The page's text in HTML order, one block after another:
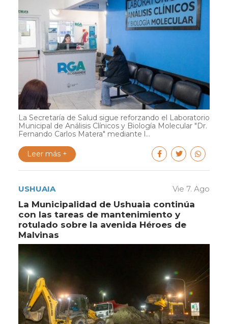
La Secretaría de Salud sigue reforzando el Laboratorio
Municipal de Análisis Clínicos y Biología Molecular "Dr.
Fernando Carlos Matera" mediante l...
Leer más +
USHUAIA Vie 7. Ago
La Municipalidad de Ushuaia continúa
con las tareas de mantenimiento y
rotulado sobre la avenida Héroes de
Malvinas